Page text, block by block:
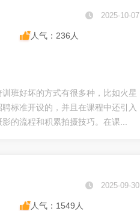
2025-10-07
人气：236人
班好坏的方式有很多种，比如火星
标准开设的，并且在课程中还引入
的流程和积累拍摄技巧。在课...
2025-09-30
人气：1549人